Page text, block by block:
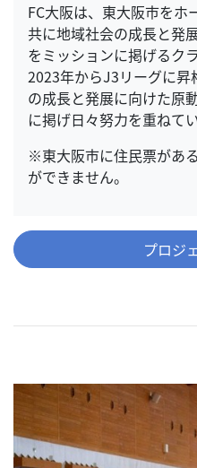
FC大阪は、東大阪市をホ
共に地域社会の成長と発
をミッションに掲げるクラ
2023年からJ3リーグに
の成長と発展に向けた原
に掲げ日々努力を重ねてい
※東大阪市に住民票があ
ができません。
プロジ